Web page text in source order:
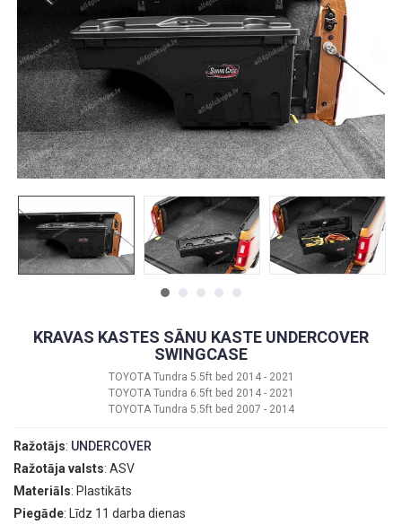
KRAVAS KASTES SĀNU KASTE UNDERCOVER
SWINGCASE
TOYOTA Tundra 5.5ft bed 2014 - 2021
TOYOTA Tundra 6.5ft bed 2014 - 2021
TOYOTA Tundra 5.5ft bed 2007 - 2014
Ražotājs: UNDERCOVER
Ražotāja valsts: ASV
Materiāls: Plastikāts
Piegāde: Līdz 11 darba dienas